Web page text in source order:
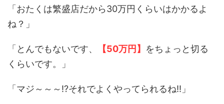
「おたくは繁盛店だから30万円くらいはかかるよ
ね？」
「とんでもないです、 【50万円】 をちょっと切る
くらいです。」
「マジ～～～!?それでよくやってられるね!!」